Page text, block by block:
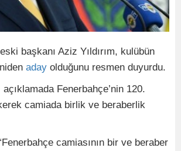
başkanı Aziz Yıldırım, kulübün
aday olduğunu resmen duyurdu.
açıklamada Fenerbahçe’nin 120.
camiada birlik ve beraberlik
camiasının bir ve beraber